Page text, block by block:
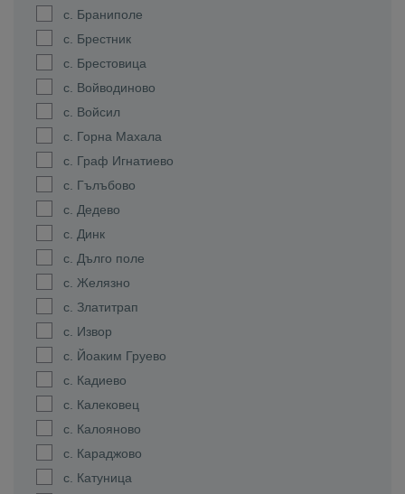
с. Браниполе
с. Брестник
с. Брестовица
с. Войводиново
с. Войсил
с. Горна Махала
с. Граф Игнатиево
с. Гълъбово
с. Дедево
с. Динк
с. Дълго поле
с. Желязно
с. Златитрап
с. Извор
с. Йоаким Груево
с. Кадиево
с. Калековец
с. Калояново
с. Караджово
с. Катуница